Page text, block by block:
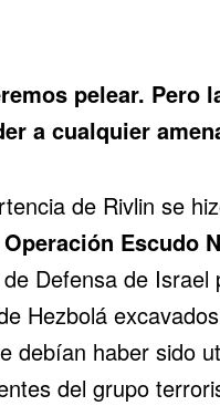
pelear. Pero
a cualquier
de Rivlin se
Operación Escudo
Defensa de
Hezbolá
debían haber sido
del grupo